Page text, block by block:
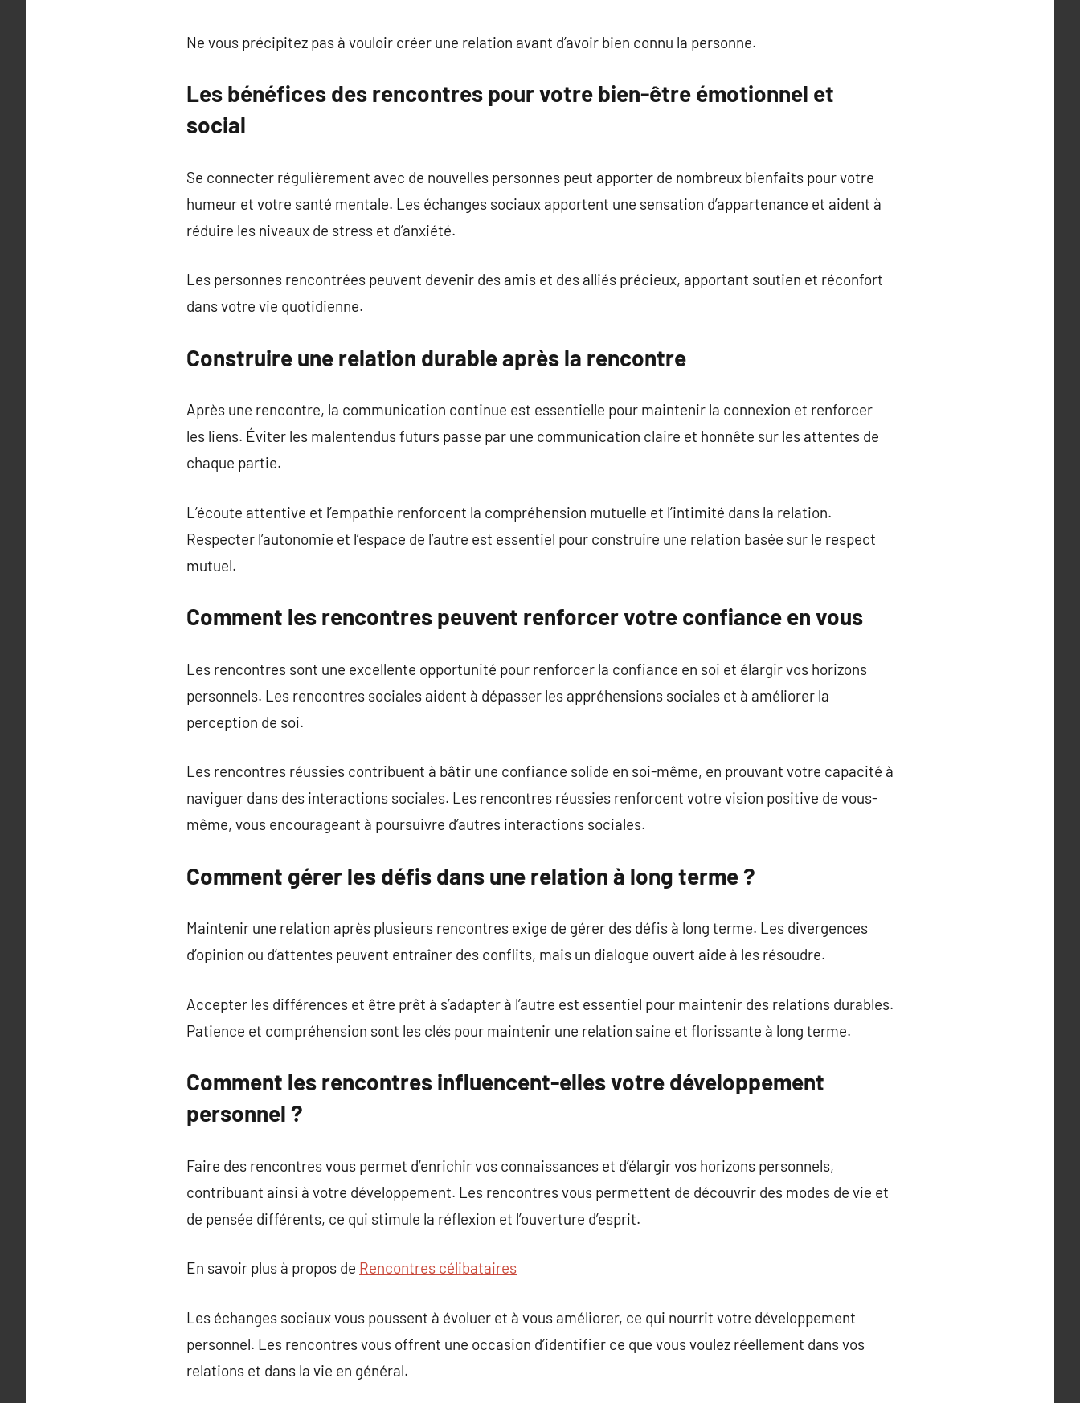
Ne vous précipitez pas à vouloir créer une relation avant d’avoir bien connu la personne.
Les bénéfices des rencontres pour votre bien-être émotionnel et
social
Se connecter régulièrement avec de nouvelles personnes peut apporter de nombreux bienfaits pour votre
humeur et votre santé mentale. Les échanges sociaux apportent une sensation d’appartenance et aident à
réduire les niveaux de stress et d’anxiété.
Les personnes rencontrées peuvent devenir des amis et des alliés précieux, apportant soutien et réconfort
dans votre vie quotidienne.
Construire une relation durable après la rencontre
Après une rencontre, la communication continue est essentielle pour maintenir la connexion et renforcer
les liens. Éviter les malentendus futurs passe par une communication claire et honnête sur les attentes de
chaque partie.
L’écoute attentive et l’empathie renforcent la compréhension mutuelle et l’intimité dans la relation.
Respecter l’autonomie et l’espace de l’autre est essentiel pour construire une relation basée sur le respect
mutuel.
Comment les rencontres peuvent renforcer votre confiance en vous
Les rencontres sont une excellente opportunité pour renforcer la confiance en soi et élargir vos horizons
personnels. Les rencontres sociales aident à dépasser les appréhensions sociales et à améliorer la
perception de soi.
Les rencontres réussies contribuent à bâtir une confiance solide en soi-même, en prouvant votre capacité à
naviguer dans des interactions sociales. Les rencontres réussies renforcent votre vision positive de vous-
même, vous encourageant à poursuivre d’autres interactions sociales.
Comment gérer les défis dans une relation à long terme ?
Maintenir une relation après plusieurs rencontres exige de gérer des défis à long terme. Les divergences
d’opinion ou d’attentes peuvent entraîner des conflits, mais un dialogue ouvert aide à les résoudre.
Accepter les différences et être prêt à s’adapter à l’autre est essentiel pour maintenir des relations durables.
Patience et compréhension sont les clés pour maintenir une relation saine et florissante à long terme.
Comment les rencontres influencent-elles votre développement
personnel ?
Faire des rencontres vous permet d’enrichir vos connaissances et d’élargir vos horizons personnels,
contribuant ainsi à votre développement. Les rencontres vous permettent de découvrir des modes de vie et
de pensée différents, ce qui stimule la réflexion et l’ouverture d’esprit.
En savoir plus à propos de Rencontres célibataires
Les échanges sociaux vous poussent à évoluer et à vous améliorer, ce qui nourrit votre développement
personnel. Les rencontres vous offrent une occasion d’identifier ce que vous voulez réellement dans vos
relations et dans la vie en général.